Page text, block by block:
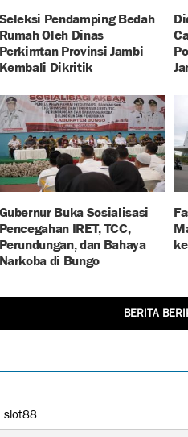
Seleksi Pendamping Bedah
Rumah Oleh Dinas
Perkimtan Provinsi Jambi
Kembali Dikritik
Gubernur Buka Sosialisasi
Pencegahan IRET, TCC,
Perundungan, dan Bahaya
Narkoba di Bungo
BERITA
slot88